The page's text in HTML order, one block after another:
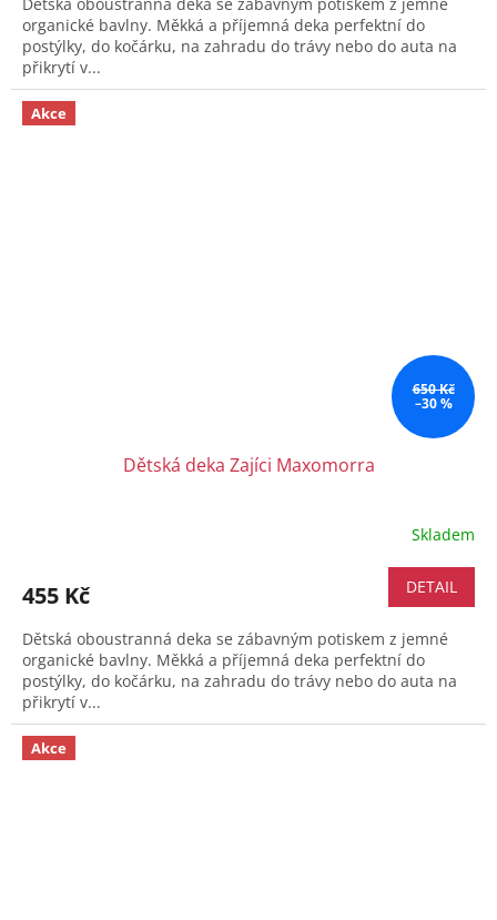
organické bavlny. Měkká a příjemná deka perfektní do
postýlky, do kočárku, na zahradu do trávy nebo do auta na
přikrytí v...
Akce
650 Kč
–30 %
Dětská deka Zajíci Maxomorra
Skladem
455 Kč DETAIL
Dětská oboustranná deka se zábavným potiskem z jemné
organické bavlny. Měkká a příjemná deka perfektní do
postýlky, do kočárku, na zahradu do trávy nebo do auta na
přikrytí v...
Akce